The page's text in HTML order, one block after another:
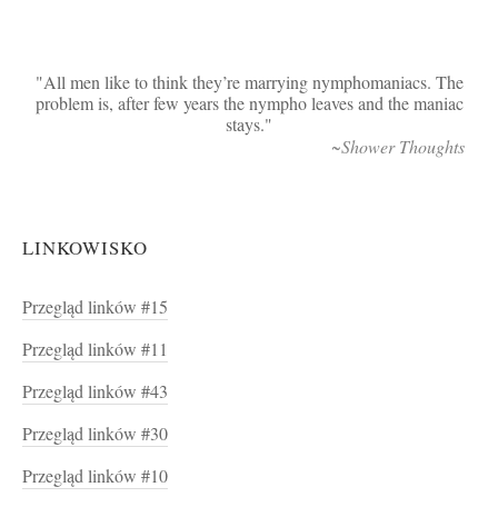
All men like to think they’re marrying nymphomaniacs. The
problem is, after few years the nympho leaves and the maniac
stays.
~Shower Thoughts
LINKOWISKO
Przegląd linków #15
Przegląd linków #11
Przegląd linków #43
Przegląd linków #30
Przegląd linków #10